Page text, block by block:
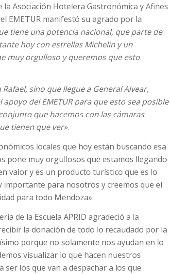
Asociación Hotelera Gastronómica y Afines
EMETUR manifestó su agrado por la
tiene una potencia nacional, que parte de
hoy con estrellas Michelin y un
muy orgulloso y queremos que esto
sino que llegue a General Alvear,
del EMETUR para que esto sea posible
que hacemos con las cámaras
tienen que ver».
locales que hoy están buscando esa
pone muy orgullosos que estamos llegando
valor y es un producto turístico que es lo
importante para nosotros y creemos que el
para todo Mendoza».
de la Escuela APRID agradeció a la
la donación de todo lo recaudado por la
porque no solamente nos ayudan en lo
visualizar lo que hacen nuestros
ser los que van a despachar a los que